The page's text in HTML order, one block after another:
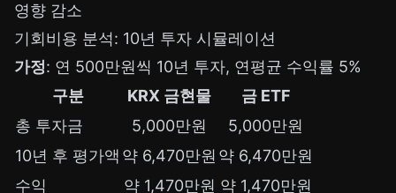
영향 감소
기회비용 분석: 10년 투자 시뮬레이션
가정: 연 500만원씩 10년 투자, 연평균 수익률 5%
구분
KRX 금현물
금 ETF
총 투자금
5,000만원
5,000만원
10년 후 평가액 약 6,470만원 약 6,470만원
수익
약 1,470만원 약 1,470만원